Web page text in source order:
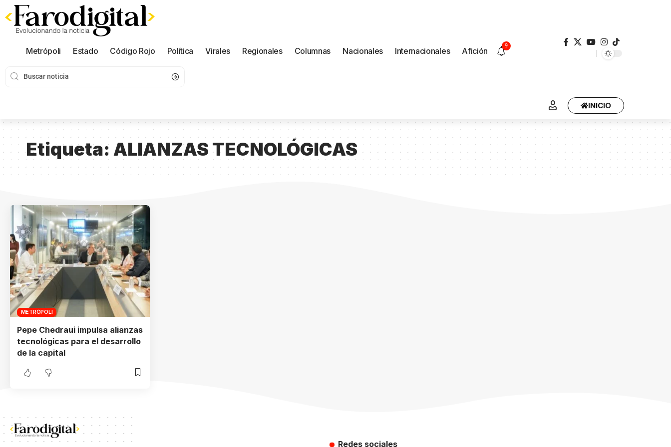
Metrópoli Estado Código Rojo Política Virales Regionales Columnas Nacionales Internacionales Afición
9
INICIO
Etiqueta: ALIANZAS TECNOLÓGICAS
METRÓPOLI
Pepe Chedraui impulsa alianzas
tecnológicas para el desarrollo
de la capital
Redes sociales